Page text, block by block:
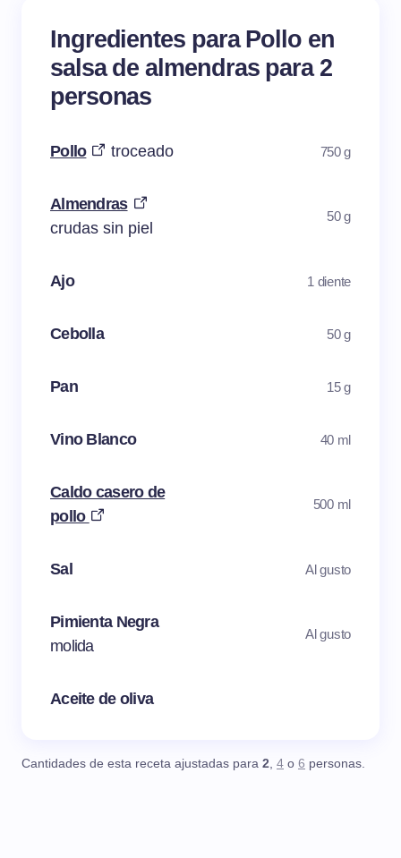
Ingredientes para Pollo en
salsa de almendras para 2
personas
Pollo troceado 750 g
Almendras
crudas sin piel
50 g
Ajo 1 diente
Cebolla 50 g
Pan 15 g
Vino Blanco 40 ml
Caldo casero de
pollo
500 ml
Sal Al gusto
Pimienta Negra
molida
Al gusto
Aceite de oliva
Cantidades de esta receta ajustadas para 2, 4 o 6 personas.